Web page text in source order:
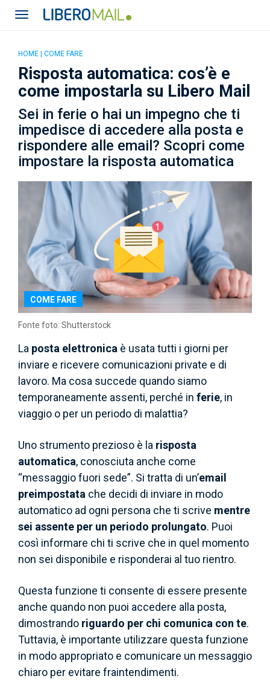
HOME COME FARE
Risposta automatica: cos’è e
come impostarla su Libero Mail
Sei in ferie o hai un impegno che ti
impedisce di accedere alla posta e
rispondere alle email? Scopri come
impostare la risposta automatica
Fonte foto: Shutterstock
COME FARE
La posta elettronica è usata tutti i giorni per
inviare e ricevere comunicazioni private e di
lavoro. Ma cosa succede quando siamo
temporaneamente assenti, perché in ferie, in
viaggio o per un periodo di malattia?
Uno strumento prezioso è la risposta
automatica, conosciuta anche come
“messaggio fuori sede”. Si tratta di un’email
preimpostata che decidi di inviare in modo
automatico ad ogni persona che ti scrive mentre
sei assente per un periodo prolungato. Puoi
così informare chi ti scrive che in quel momento
non sei disponibile e risponderai al tuo rientro.
Questa funzione ti consente di essere presente
anche quando non puoi accedere alla posta,
dimostrando riguardo per chi comunica con te.
Tuttavia, è importante utilizzare questa funzione
in modo appropriato e comunicare un messaggio
chiaro per evitare fraintendimenti.